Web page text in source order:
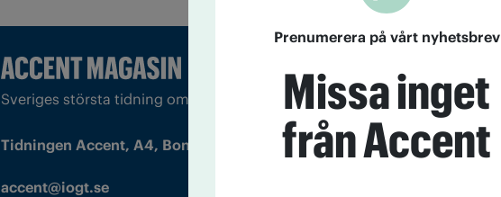
Sveriges största tidning om droger och nykterhet
Tidningen Accent, A4, Bondegatan 21, 116 33 Stockholm
accent@iogt.se
Prenumerera på vårt nyhetsbrev
Missa inget
från Accent